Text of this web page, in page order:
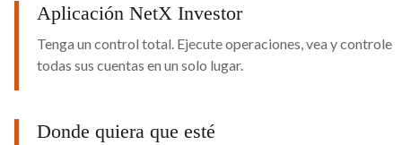
Aplicación NetX Investor
Tenga un control total. Ejecute operaciones, vea y controle
todas sus cuentas en un solo lugar.
Donde quiera que esté